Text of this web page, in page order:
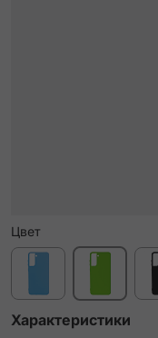
Цвет
Характеристики